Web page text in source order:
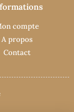
compte
A propos
Contact